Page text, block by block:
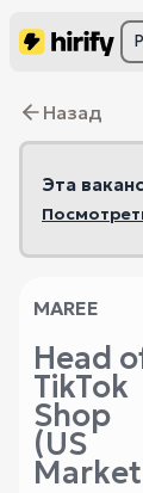
Назад
Эта
MAREE
Head
TikTok
Shop
(US